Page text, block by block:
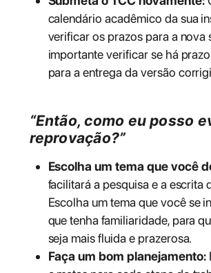
calendário acadêmico da sua
verificar os prazos para a nova
importante verificar se há
para a entrega da versão
“Então, como eu posso
reprovação?”
Escolha um tema que você
facilitará a pesquisa e a escrita
Escolha um tema que você se
que tenha familiaridade, para
seja mais fluida e prazerosa.
Faça um bom planejamento: